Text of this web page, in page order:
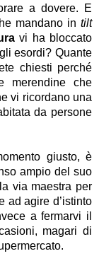
a dovere. E
mandano in tilt
vi ha bloccato
esordi? Quante
chiesti perché
merendine che
vi ricordano una
da persone
giusto, è
ampio del suo
via maestra per
ad agire d’istinto
a fermarvi il
magari di